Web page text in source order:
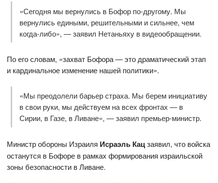
«Сегодня мы вернулись в Бофор по-другому. Мы
вернулись едиными, решительными и сильнее, чем
когда-либо», — заявил Нетаньяху в видеообращении.
По его словам, «захват Бофора — это драматический этап
и кардинальное изменение нашей политики».
«Мы преодолели барьер страха. Мы берем инициативу
в свои руки, мы действуем на всех фронтах — в
Сирии, в Газе, в Ливане», — заявил премьер-министр.
Министр обороны Израиля Исраэль Кацзаявил, что войска
останутся в Бофоре в рамках формирования израильской
зоны безопасности в Ливане.